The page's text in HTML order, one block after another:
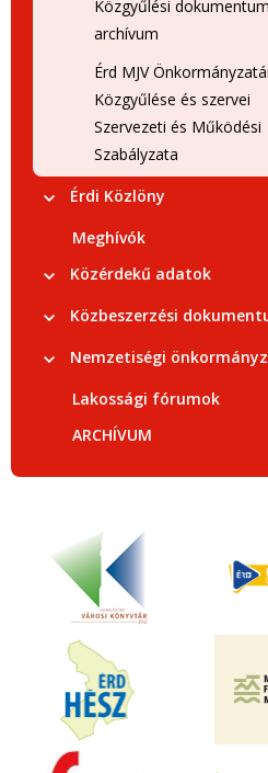
Közgyűlési
archívum
Érd MJV
Közgyűlése és szervei
Szervezeti és Működési
Szabályzata
Érdi Közlöny
Meghívók
Közérdekű adatok
Közbeszerzési
Nemzetiségi
Lakossági fórumok
ARCHÍVUM